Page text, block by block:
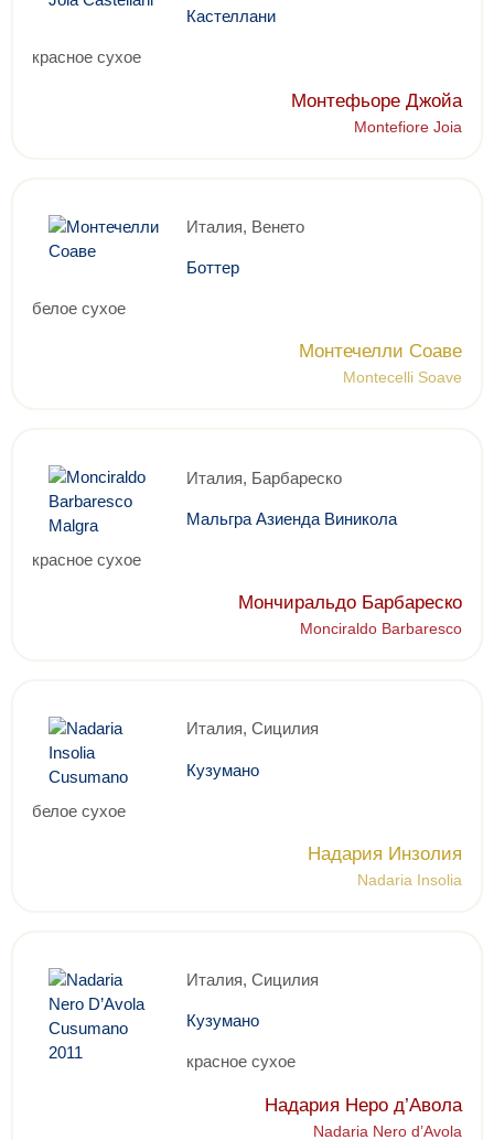
Кастеллани
красное сухое
Монтефьоре Джойа
Montefiore Joia
Италия, Венето
Боттер
белое сухое
Монтечелли Соаве
Montecelli Soave
Италия, Барбареско
Мальгра Азиенда Виникола
красное сухое
Мончиральдо Барбареско
Monciraldo Barbaresco
Италия, Сицилия
Кузумано
белое сухое
Надария Инзолия
Nadaria Insolia
Италия, Сицилия
Кузумано
красное сухое
Надария Неро д’Авола
Nadaria Nero d’Avola